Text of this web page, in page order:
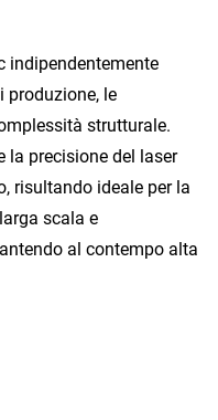
indipendentemente
produzione, le
strutturale.
la precisione del laser
risultando ideale per la
scala e
al contempo alta